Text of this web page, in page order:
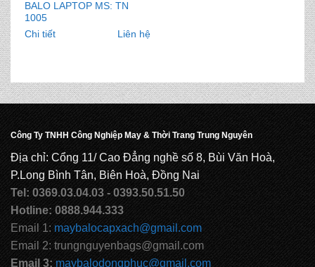
BALO LAPTOP MS: TN
1005
Chi tiết
Liên hệ
Công Ty TNHH Công Nghiệp May & Thời Trang Trung Nguyên
Địa chỉ: Cổng 11/ Cao Đẳng nghề số 8, Bùi Văn Hoà,
P.Long Bình Tân, Biên Hoà, Đồng Nai
Tel: 0369.03.04.03 - 0393.50.51.50
Hotline: 0888.944.333
Email 1: maybalocapxach@gmail.com
Email 2: trungnguyenbags@gmail.com
Email 3: maybalodongphuc@gmail.com